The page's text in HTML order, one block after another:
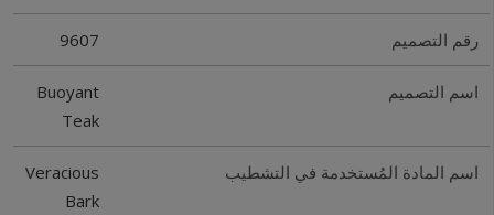
رقم التصميم 9607
اسم التصميم
Buoyant
Teak
اسم المادة المُستخدمة في التشطيب
Veracious
Bark